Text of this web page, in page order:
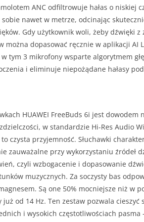
ANC odfiltrowuje hałas o niskiej
nawet w metrze, odcinając
Gdy użytkownik woli, żeby dźwięki
można dopasować ręcznie w aplikacji AI
tym 3 mikrofony wsparte algorytmem
i eliminuje niepożądane hałasy
HUAWEI FreeBuds 6i jest
w standardzie Hi-Res Audio
czysta przyjemność. Słuchawki
zauważalne przy wykorzystaniu źródeł
czyli wzbogacenie i dopasowanie
muzycznych. Za soczysty bas
Są one 50% mocniejsze niż w
od 14 Hz. Ten zestaw pozwala
i wysokich częstotliwościach pasma